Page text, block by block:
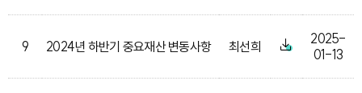
9 2024년 하반기 중요재산 변동사항 최선희
2025-
01-13